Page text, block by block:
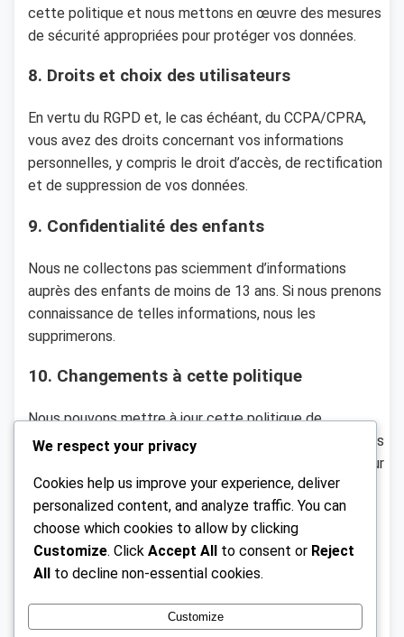
cette politique et nous mettons en œuvre des mesures
de sécurité appropriées pour protéger vos données.
8. Droits et choix des utilisateurs
En vertu du RGPD et, le cas échéant, du CCPA/CPRA,
vous avez des droits concernant vos informations
personnelles, y compris le droit d’accès, de rectification
et de suppression de vos données.
9. Confidentialité des enfants
Nous ne collectons pas sciemment d’informations
auprès des enfants de moins de 13 ans. Si nous prenons
connaissance de telles informations, nous les
supprimerons.
10. Changements à cette politique
Nous pouvons mettre à jour cette politique de
confidentialité de temps à autre. Nous vous informerons
de tout changement en publiant la nouvelle politique sur
notre site.
11. Informations de contact
Pour toute question concernant cette politique de
privacy@christophevissant.fr
We respect your privacy
Cookies help us improve your experience, deliver
personalized content, and analyze traffic. You can
choose which cookies to allow by clicking
Customize. Click Accept All to consent or Reject
All to decline non-essential cookies.
Customize